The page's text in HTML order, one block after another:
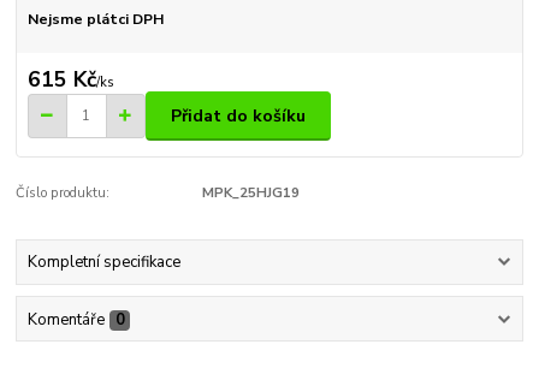
Nejsme plátci DPH
615 Kč/ks
Přidat do košíku
Číslo produktu: MPK_25HJG19
Kompletní specifikace
Komentáře 0